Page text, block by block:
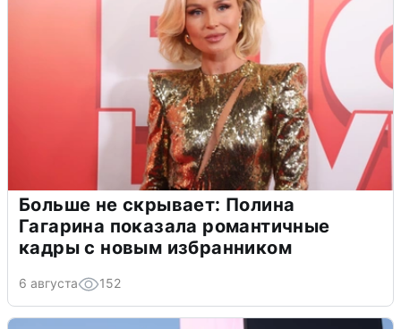
Больше не скрывает: Полина
Гагарина показала романтичные
кадры с новым избранником
6 августа 152